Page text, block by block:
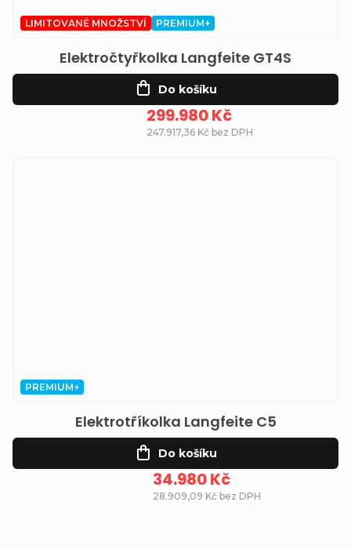
LIMITOVANÉ MNOŽSTVÍ PREMIUM+
Elektročtyřkolka Langfeite GT4S
247.917,36 Kč bez DPH
299.980 Kč
Do košíku
PREMIUM+
Elektrotříkolka Langfeite C5
28.909,09 Kč bez DPH
34.980 Kč
Do košíku